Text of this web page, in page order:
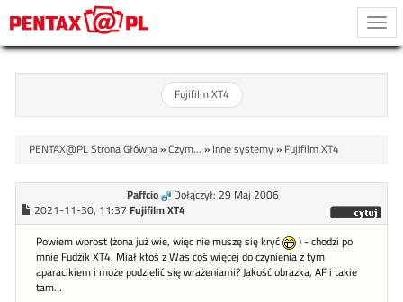
Fujifilm XT4
PENTAX@PL Strona Główna»Czym... » Inne systemy» Fujifilm XT4
Paffcio
Dołączył: 29 Maj 2006
2021-11-30, 11:37 Fujifilm XT4
Powiem wprost (żona już wie, więc nie muszę się kryć
) - chodzi po
mnie Fudżik XT4. Miał ktoś z Was coś więcej do czynienia z tym
aparacikiem i może podzielić się wrażeniami? Jakość obrazka, AF i takie
tam...